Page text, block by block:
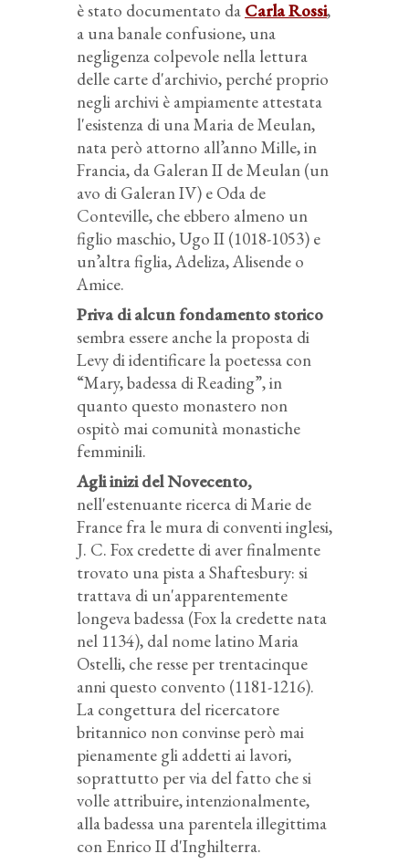
è stato documentato da Carla Rossi,
a una banale confusione, una
negligenza colpevole nella lettura
delle carte d'archivio, perché proprio
negli archivi è ampiamente attestata
l'esistenza di una Maria de Meulan,
nata però attorno all’anno Mille, in
Francia, da Galeran II de Meulan (un
avo di Galeran IV) e Oda de
Conteville, che ebbero almeno un
figlio maschio, Ugo II (1018-1053) e
un’altra figlia, Adeliza, Alisende o
Amice.
Priva di alcun fondamento storico
sembra essere anche la proposta di
Levy di identificare la poetessa con
“Mary, badessa di Reading”, in
quanto questo monastero non
ospitò mai comunità monastiche
femminili.
Agli inizi del Novecento,
nell'estenuante ricerca di Marie de
France fra le mura di conventi inglesi,
J. C. Fox credette di aver finalmente
trovato una pista a Shaftesbury: si
trattava di un'apparentemente
longeva badessa (Fox la credette nata
nel 1134), dal nome latino Maria
Ostelli, che resse per trentacinque
anni questo convento (1181-1216).
La congettura del ricercatore
britannico non convinse però mai
pienamente gli addetti ai lavori,
soprattutto per via del fatto che si
volle attribuire, intenzionalmente,
alla badessa una parentela illegittima
con Enrico II d'Inghilterra.